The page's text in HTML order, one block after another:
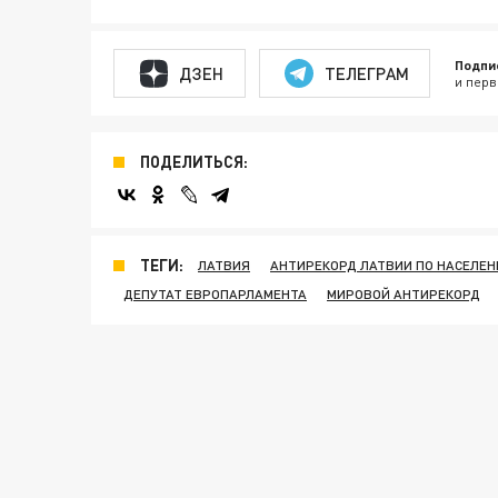
ДЗЕН ТЕЛЕГРАМ и
ПОДЕЛИТЬСЯ:
ТЕГИ: ЛАТВИЯ
АНТИРЕКОРД ЛАТВИИ ПО
ДЕПУТАТ ЕВРОПАРЛАМЕНТА
МИРОВОЙ АНТИРЕКОРД